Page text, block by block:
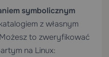
symbolicznym
z własnym
to zweryfikować
na Linux: